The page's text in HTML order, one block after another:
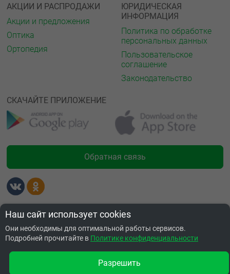
АКЦИИ И РАСПРОДАЖИ
Акции и предложения
Оптика
Ортопедия
ЮРИДИЧЕСКАЯ
ИНФОРМАЦИЯ
Политика по обработке
персональных данных
Пользовательское
соглашение
Законодательство
СКАЧАЙТЕ ПРИЛОЖЕНИЕ
Обратная связь
Лицензии
Наш сайт использует cookies
Они необходимы для оптимальной работы сервисов.
Подробней прочитайте в Политике конфиденциальности
Разрешить